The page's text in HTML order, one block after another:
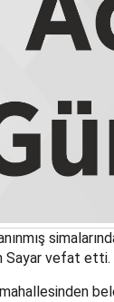
Sayar vefat etti.
mahallesinden